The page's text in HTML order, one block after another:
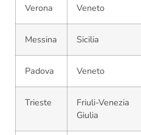
Verona Veneto
Messina Sicilia
Padova Veneto
Trieste
Friuli-Venezia
Giulia